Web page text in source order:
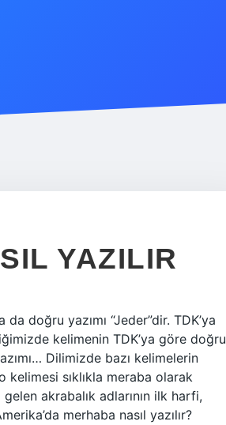
YAZILIR
doğru yazımı “Jeder”dir. TDK’ya
kelimenin TDK’ya göre doğru
Dilimizde bazı kelimelerin
kelimesi sıklıkla meraba olarak
gelen akrabalık adlarının ilk harfi,
merhaba nasıl yazılır?